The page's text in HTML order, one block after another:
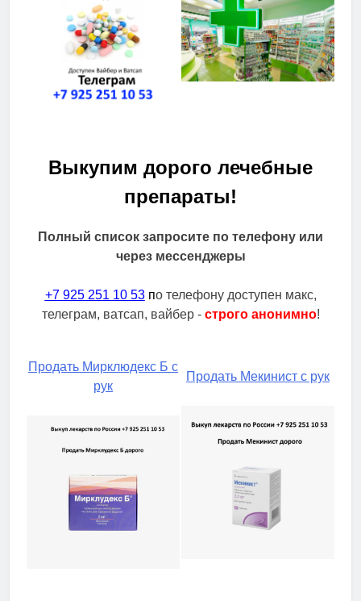
Выкупим дорого лечебные
препараты!
Полный список запросите по телефону или
через мессенджеры
+7 925 251 10 53по телефону доступен макс,
телеграм, ватсап, вайбер - строго анонимно!
Продать Мирклюдекс Б с
рук
Продать Мекинист с рук